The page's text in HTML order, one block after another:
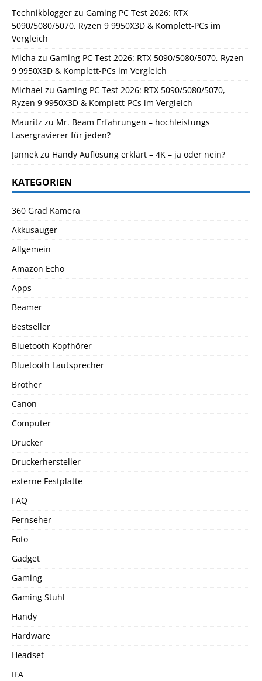
Technikblogger zu Gaming PC Test 2026: RTX
5090/5080/5070, Ryzen 9 9950X3D & Komplett-PCs im
Vergleich
Micha zu Gaming PC Test 2026: RTX 5090/5080/5070, Ryzen
9 9950X3D & Komplett-PCs im Vergleich
Michael zu Gaming PC Test 2026: RTX 5090/5080/5070,
Ryzen 9 9950X3D & Komplett-PCs im Vergleich
Mauritz zu Mr. Beam Erfahrungen – hochleistungs
Lasergravierer für jeden?
Jannek zu Handy Auflösung erklärt – 4K – ja oder nein?
KATEGORIEN
360 Grad Kamera
Akkusauger
Allgemein
Amazon Echo
Apps
Beamer
Bestseller
Bluetooth Kopfhörer
Bluetooth Lautsprecher
Brother
Canon
Computer
Drucker
Druckerhersteller
externe Festplatte
FAQ
Fernseher
Foto
Gadget
Gaming
Gaming Stuhl
Handy
Hardware
Headset
IFA